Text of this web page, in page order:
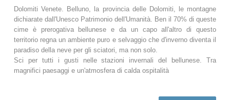
Dolomiti Venete. Belluno, la provincia delle Dolomiti, le montagne
dichiarate dall'Unesco Patrimonio dell'Umanità. Ben il 70% di queste
cime è prerogativa bellunese e da un capo all'altro di questo
territorio regna un ambiente puro e selvaggio che d'inverno diventa il
paradiso della neve per gli sciatori, ma non solo.
Sci per tutti i gusti nelle stazioni invernali del bellunese. Tra
magnifici paesaggi e un'atmosfera di calda ospitalità